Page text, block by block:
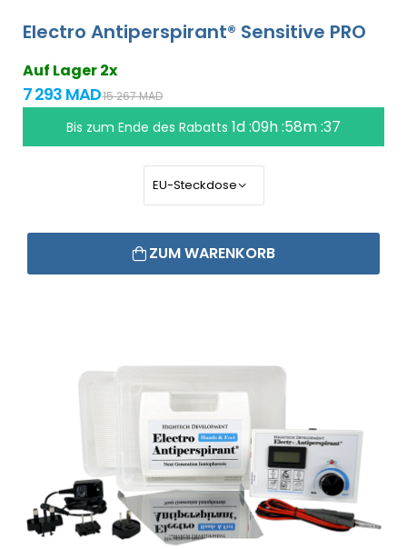
Electro Antiperspirant® Sensitive PRO
Auf Lager 2x
7 293 MAD15 267 MAD
Bis zum Ende des Rabatts 1d :09h :58m :36
ZUM WARENKORB